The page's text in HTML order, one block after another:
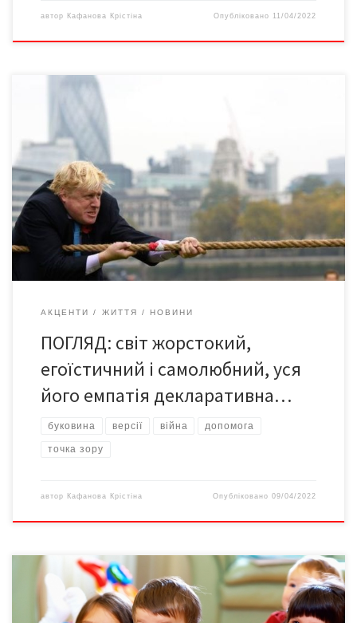
автор Кафанова Крістіна Опубліковано 11/04/2022
Je suis Bucha? Ні? А може Je suis Mariupol? Також ні? Знайдіть
мені хоча б 100 французів на усю Францію, у кого аватарки в
фейсбуці з напівпрозорим прапором України і з такими
підписами, бо я не знайшов. А у нас, майже в кожного другого
українця, якщо пролистати аватарки на кілька […]
АКЦЕНТИ ЖИТТЯ НОВИНИ
ПОГЛЯД: світ жорстокий,
егоїстичний і самолюбний, уся
його емпатія декларативна…
буковина версії війна допомога
точка зору
автор Кафанова Крістіна Опубліковано09/04/2022
З початку квітня в Україні підвищили виплати багатодітним